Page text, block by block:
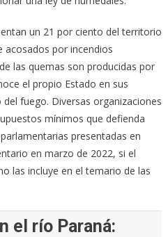
un 21 por ciento del territorio
acosados por incendios
las quemas son producidas por
el propio Estado en sus
fuego. Diversas organizaciones
mínimos que defienda
presentadas en
en marzo de 2022, si el
las incluye en el temario de las
el río Paraná: